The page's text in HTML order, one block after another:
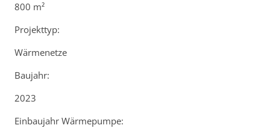
800 m²
Projekttyp:
Wärmenetze
Baujahr:
2023
Einbaujahr Wärmepumpe: